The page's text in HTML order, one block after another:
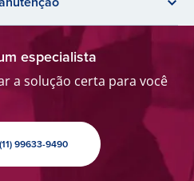
especialista
a solução certa para você
99633-9490